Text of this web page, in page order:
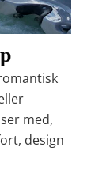
med,
design